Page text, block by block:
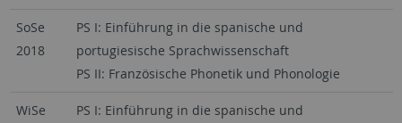
SoSe
2018
PS I: Einführung in die spanische und
portugiesische Sprachwissenschaft
PS II: Französische Phonetik und Phonologie
WiSe
PS I: Einführung in die spanische und